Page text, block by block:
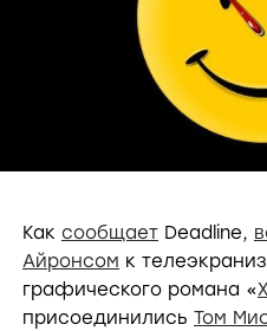
Как сообщает Deadline,
Айронсом к
графического романа «
присоединились Том